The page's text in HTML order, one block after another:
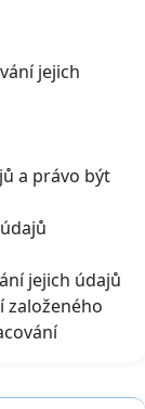
jejich
a právo být
jejich údajů
založeného